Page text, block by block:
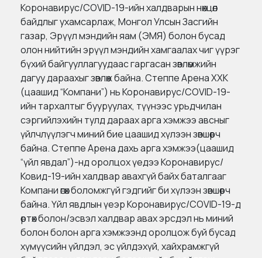
Коронавирус/COVID-19-ийн халдварын нөхцөл
байдлыг ухамсарлаж, Монгол Улсын Засгийн
газар, Эрүүл мэндийн яам (ЭМЯ) болон бусад
олон нийтийн эрүүл мэндийн хамгаалах чиг үүрэг
бүхий байгууллагуудаас гаргасан зөвлөмжийн
дагуу дараахыг зөвлөж байна. Степпе Арена ХХК
(цаашид “Компани”) нь Коронавирус/COVID-19-
ийн тархалтыг бууруулах, түүнээс урьдчилан
сэргийлэхийн тулд дараах арга хэмжээ авсныг
үйлчлүүлэгч миний бие цаашид хүлээн зөвшөөрч
байна. Степпе Арена дахь арга хэмжээ(цаашид
“үйл явдал”)-нд оролцох үедээ Коронавирус/
Ковид-19-ийн халдвар авахгүй байх баталгааг
Компани өгөх боломжгүй гэдгийг би хүлээн зөвшөөрч
байна. Үйл явдлын үеэр Коронавирус/COVID-19-д
өртөх болон/эсвэл халдвар авах эрсдэл нь миний
болон болон арга хэмжээнд оролцож буй бусад
хүмүүсийн үйлдэл, эс үйлдэхүй, хайхрамжгүй